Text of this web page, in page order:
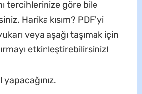
tercihlerinize göre bile
Harika kısım? PDF'yi
veya aşağı taşımak için
etkinleştirebilirsiniz!
yapacağınız.